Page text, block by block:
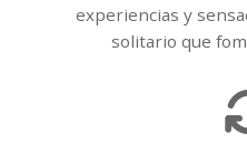
experiencias y
solitario que